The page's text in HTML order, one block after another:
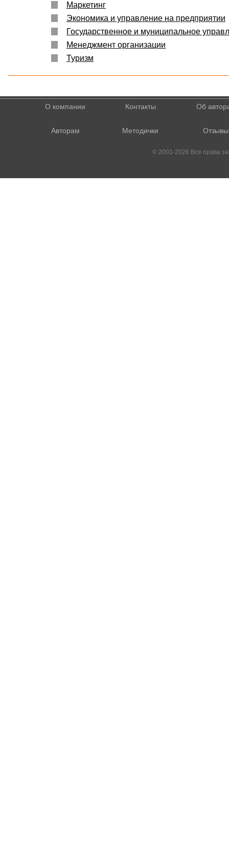
Маркетинг
Экономика и управление на предприятии
Государственное и муниципальное
Менеджмент организации
Туризм
О компании Контакты Об
Авторам Методички Отзывы
© 2001-2026 Все права